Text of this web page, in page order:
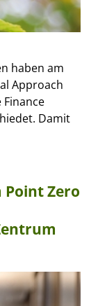
haben am
Approach
Damit
Point Zero